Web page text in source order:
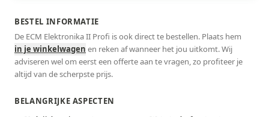
BESTEL INFORMATIE
De ECM Elektronika II Profi is ook direct te bestellen. Plaats hem
in je winkelwagen en reken af wanneer het jou uitkomt. Wij
adviseren wel om eerst een offerte aan te vragen, zo profiteer je
altijd van de scherpste prijs.
BELANGRIJKE ASPECTEN